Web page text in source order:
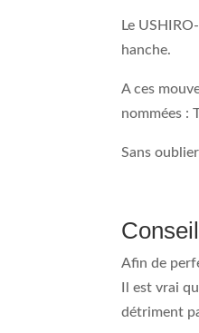
Le
hanche.
A ces
nommées :
Sans
Afin de
Il est vrai
détriment